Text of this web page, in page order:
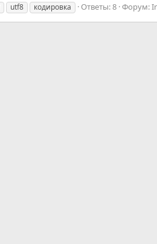
utf8 кодировка Ответы: 8 Форум: